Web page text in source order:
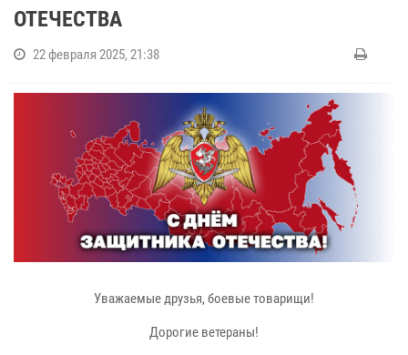
ОТЕЧЕСТВА
22 февраля 2025, 21:38
Уважаемые друзья, боевые товарищи!
Дорогие ветераны!